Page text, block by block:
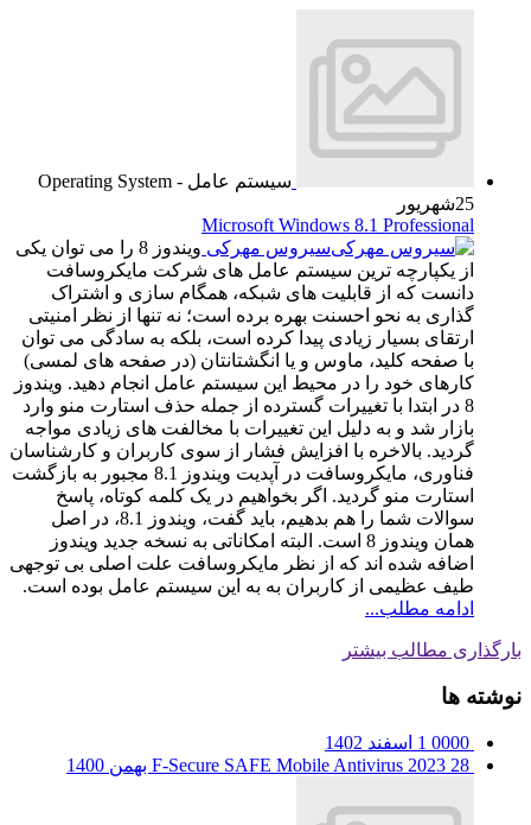
سیستم عامل - Operating System
25شهریور
Microsoft Windows 8.1 Professional
سیروس مهرکی
ویندوز 8 را می‌ توان یکی
از یکپارچه‌ ترین سیستم عامل‌ های شرکت مایکروسافت
دانست که از قابلیت‌ های شبکه، همگام‌ سازی و اشتراک‌
گذاری به نحو احسنت بهره برده است؛ نه تنها از نظر امنیتی
ارتقای بسیار زیادی پیدا کرده است، بلکه به سادگی می‌ توان
با صفحه کلید، ماوس و یا انگشتانتان (در صفحه های لمسی)
کارهای خود را در محیط این سیستم عامل انجام دهید. ویندوز
8 در ابتدا با تغییرات گسترده از جمله حذف استارت منو وارد
بازار شد و به دلیل این تغییرات با مخالفت های زیادی مواجه
گردید. بالاخره با افزایش فشار از سوی کاربران و کارشناسان
فناوری، مایکروسافت در آپدیت ویندوز 8.1 مجبور به بازگشت
استارت منو گردید. اگر بخواهیم در یک کلمه کوتاه، پاسخ
سوالات شما را هم بدهیم، باید گفت، ویندوز 8.1، در اصل
همان ویندوز 8 است. البته امکاناتی به نسخه جدید ویندوز
اضافه شده‌ اند که از نظر مایکروسافت علت اصلی بی‌ توجهی
طیف عظیمی از کاربران به به این سیستم عامل بوده‌ است.
ادامه مطلب...
بارگذاری مطالب بیشتر
نوشته ها
0000 1 اسفند 1402
F-Secure SAFE Mobile Antivirus 2023 28 بهمن 1400